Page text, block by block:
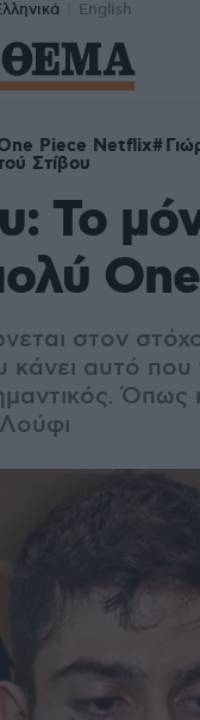
English
Piece Netflix
Στίβου
Το
στον
αυτό που